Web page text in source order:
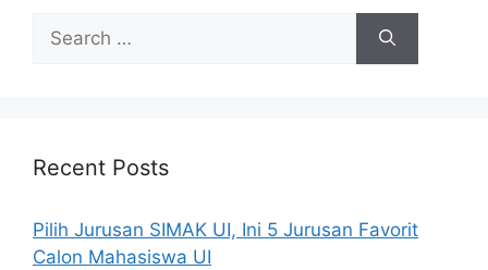
Recent Posts
Pilih Jurusan SIMAK UI, Ini 5 Jurusan Favorit
Calon Mahasiswa UI